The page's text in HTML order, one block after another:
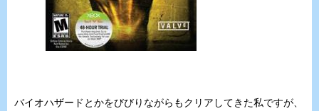
バイオハザードとかをびびりながらもクリアしてきた私ですが、